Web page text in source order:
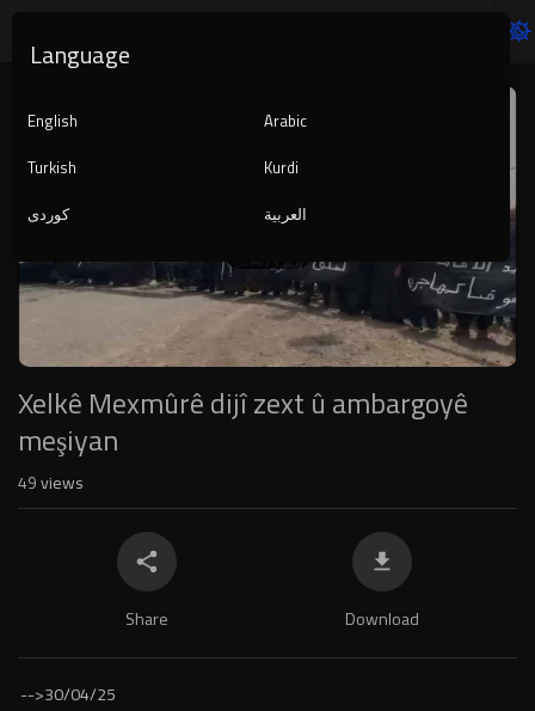
Player
auto
Xelkê Mexmûrê dijî zext û ambargoyê
meşiyan
49views
Share Download
-->30/04/25
Language
English
Arabic
Turkish
Kurdi
کوردی
العربية